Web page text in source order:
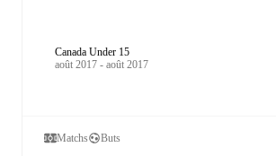
Canada Under 15
août 2017 - août 2017
Matchs Buts